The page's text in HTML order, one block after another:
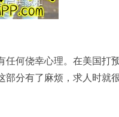
何侥幸心理。在美国
部分有了麻烦，求人时就